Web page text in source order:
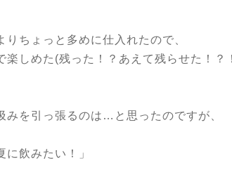
りちょっと多めに仕入れたので、
楽しめた(残った！？あえて残らせた！？
みを引っ張るのは…と思ったのですが、
に飲みたい！」